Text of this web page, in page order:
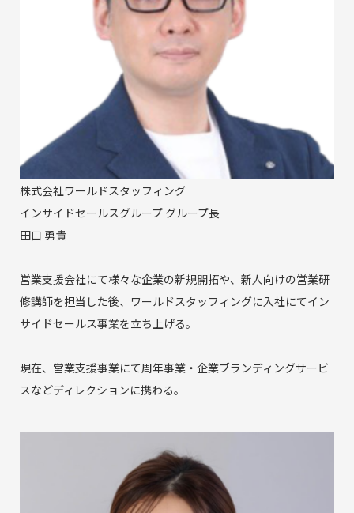
株式会社ワールドスタッフィング
インサイドセールスグループ グループ長
田口 勇貴
営業支援会社にて様々な企業の新規開拓や、新人向けの営業研
修講師を担当した後、ワールドスタッフィングに入社にてイン
サイドセールス事業を立ち上げる。
現在、営業支援事業にて周年事業・企業ブランディングサービ
スなどディレクションに携わる。